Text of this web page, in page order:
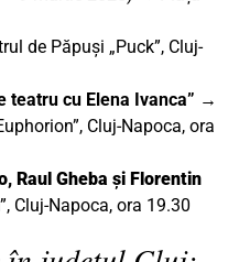
de Păpuși „Puck”, Cluj-
teatru cu Elena Ivanca” →
Cluj-Napoca, ora
Raul Gheba și Florentin
Cluj-Napoca, ora 19.30